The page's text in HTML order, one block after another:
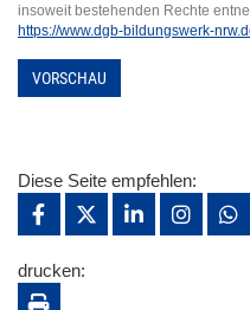
insoweit bestehenden Rechte
https://www.dgb-bildungswerk-
VORSCHAU
Diese Seite empfehlen:
drucken: